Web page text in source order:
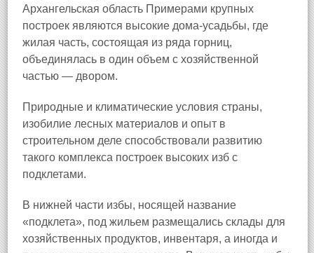
Архангельская область Примерами крупных
построек являются высокие дома-усадьбы, где
жилая часть, состоящая из ряда горниц,
объединялась в один объем с хозяйственной
частью — двором.
Природные и климатические условия страны,
изобилие лесных материалов и опыт в
строительном деле способствовали развитию
такого комплекса построек высоких изб с
подклетами.
В нижней части избы, носящей название
«подклета», под жильем размещались склады для
хозяйственных продуктов, инвентаря, а иногда и